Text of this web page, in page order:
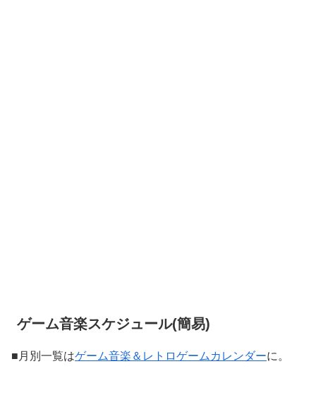
ゲーム音楽スケジュール(簡易)
■月別一覧はゲーム音楽＆レトロゲームカレンダーに。